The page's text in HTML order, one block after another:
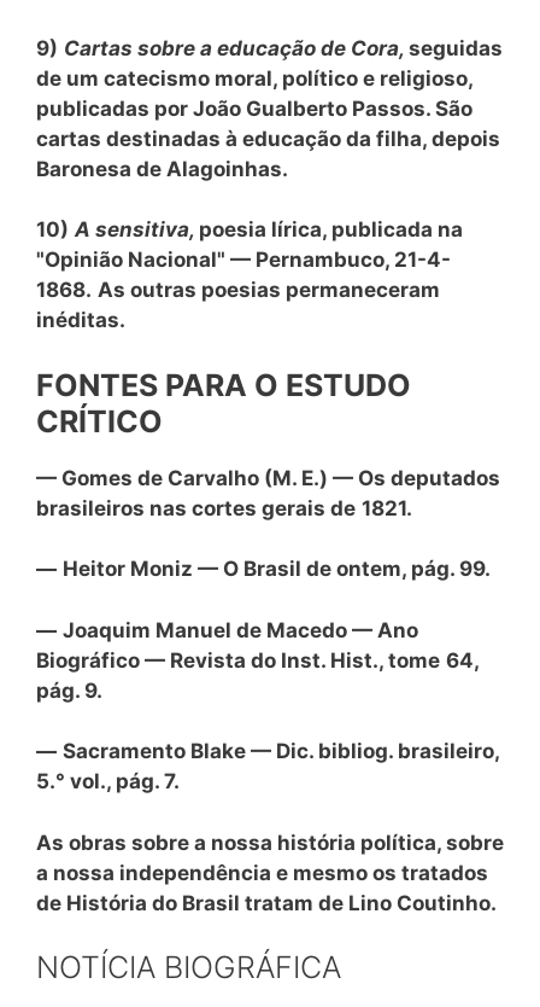
9) Cartas sobre a educação de Cora, seguidas
de um catecismo moral, político e religioso,
publicadas por João Gualberto Passos. São
cartas destinadas à educação da filha, depois
Baronesa de Alagoinhas.
10) A sensitiva, poesia lírica, publicada na
"Opinião Nacional" — Pernambuco, 21-4-
1868. As outras poesias permaneceram
inéditas.
FONTES PARA O ESTUDO
CRÍTICO
— Gomes de Carvalho (M. E.) — Os deputados
brasileiros nas cortes gerais de 1821.
— Heitor Moniz — O Brasil de ontem, pág. 99.
— Joaquim Manuel de Macedo — Ano
Biográfico — Revista do Inst. Hist., tome 64,
pág. 9.
— Sacramento Blake — Dic. bibliog. brasileiro,
5.° vol., pág. 7.
As obras sobre a nossa história política, sobre
a nossa independência e mesmo os tratados
de História do Brasil tratam de Lino Coutinho.
NOTÍCIA BIOGRÁFICA